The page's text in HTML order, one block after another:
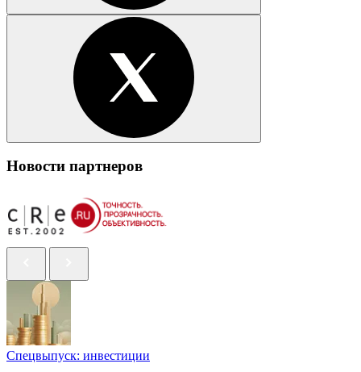
Новости партнеров
Спецвыпуск: инвестиции